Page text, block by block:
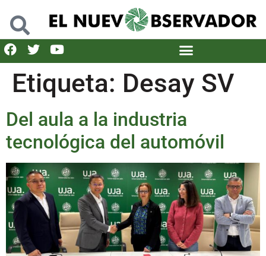
Etiqueta: Desay SV
Del aula a la industria
tecnológica del automóvil